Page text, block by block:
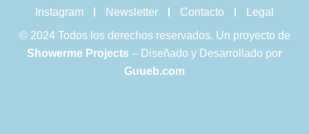
Instagram Newsletter Contacto
Legal
© 2024 Todos los derechos reservados. Un proyecto de
Showerme Projects – Diseñado y Desarrollado por
Guueb.com